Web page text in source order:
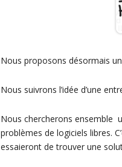
Nous proposons désormais
Nous suivrons l’idée d’une
Nous chercherons ensemble
problèmes de logiciels libres.
essaieront de trouver une